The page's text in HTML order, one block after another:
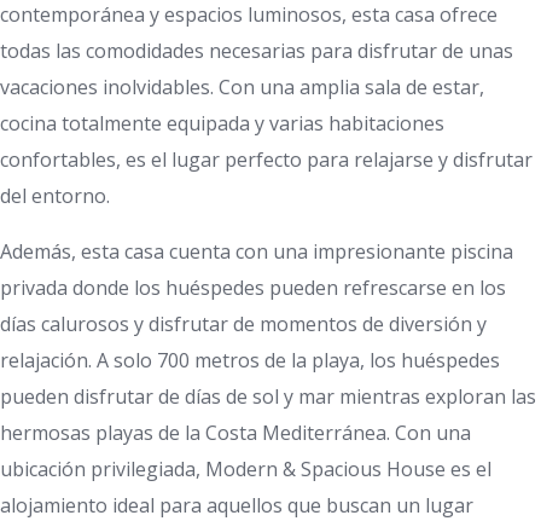
contemporánea y espacios luminosos, esta casa ofrece
todas las comodidades necesarias para disfrutar de unas
vacaciones inolvidables. Con una amplia sala de estar,
cocina totalmente equipada y varias habitaciones
confortables, es el lugar perfecto para relajarse y disfrutar
del entorno.
Además, esta casa cuenta con una impresionante piscina
privada donde los huéspedes pueden refrescarse en los
días calurosos y disfrutar de momentos de diversión y
relajación. A solo 700 metros de la playa, los huéspedes
pueden disfrutar de días de sol y mar mientras exploran las
hermosas playas de la Costa Mediterránea. Con una
ubicación privilegiada, Modern & Spacious House es el
alojamiento ideal para aquellos que buscan un lugar